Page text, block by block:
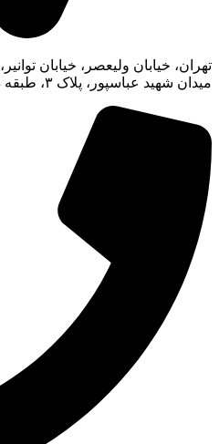
تهران، خیابان ولیعصر، خیابان توانیر،
میدان شهید عباسپور، پلاک ۳، طبقه دوم، واحد ۲۱